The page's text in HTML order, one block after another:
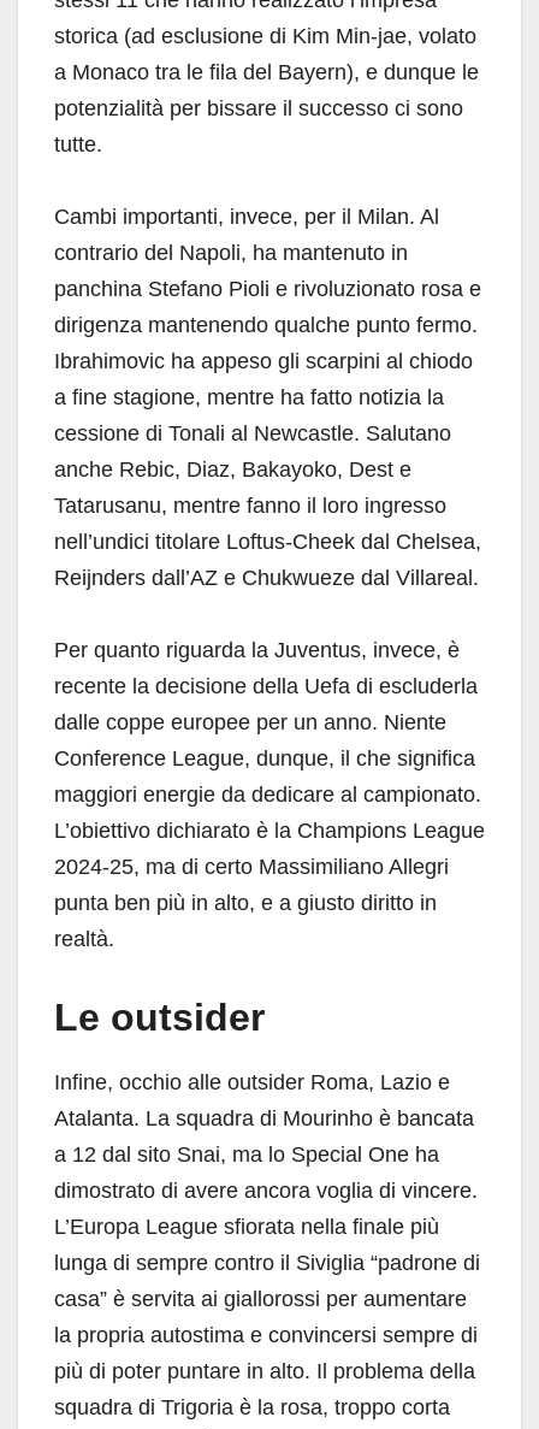
storica (ad esclusione di Kim Min-jae, volato
a Monaco tra le fila del Bayern), e dunque le
potenzialità per bissare il successo ci sono
tutte.
Cambi importanti, invece, per il Milan. Al
contrario del Napoli, ha mantenuto in
panchina Stefano Pioli e rivoluzionato rosa e
dirigenza mantenendo qualche punto fermo.
Ibrahimovic ha appeso gli scarpini al chiodo
a fine stagione, mentre ha fatto notizia la
cessione di Tonali al Newcastle. Salutano
anche Rebic, Diaz, Bakayoko, Dest e
Tatarusanu, mentre fanno il loro ingresso
nell’undici titolare Loftus-Cheek dal Chelsea,
Reijnders dall’AZ e Chukwueze dal Villareal.
Per quanto riguarda la Juventus, invece, è
recente la decisione della Uefa di escluderla
dalle coppe europee per un anno. Niente
Conference League, dunque, il che significa
maggiori energie da dedicare al campionato.
L’obiettivo dichiarato è la Champions League
2024-25, ma di certo Massimiliano Allegri
punta ben più in alto, e a giusto diritto in
realtà.
Le outsider
Infine, occhio alle outsider Roma, Lazio e
Atalanta. La squadra di Mourinho è bancata
a 12 dal sito Snai, ma lo Special One ha
dimostrato di avere ancora voglia di vincere.
L’Europa League sfiorata nella finale più
lunga di sempre contro il Siviglia “padrone di
casa” è servita ai giallorossi per aumentare
la propria autostima e convincersi sempre di
più di poter puntare in alto. Il problema della
squadra di Trigoria è la rosa, troppo corta